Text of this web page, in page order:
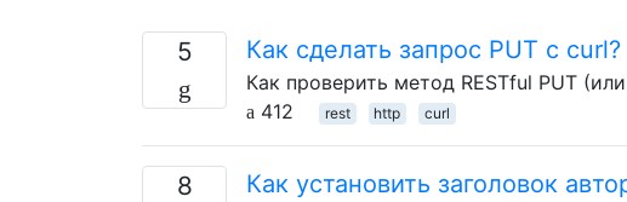
5 Как сделать запрос PUT с curl?
Как проверить метод RESTful PUT
412
rest http curl
8 Как установить заголовок